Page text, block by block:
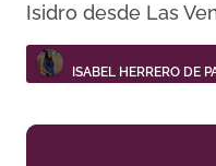
Isidro desde Las
ISABEL HERRERO DE